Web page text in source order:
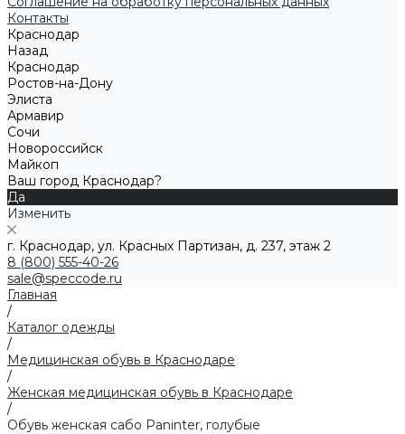
Контакты
Краснодар
Назад
Краснодар
Ростов-на-Дону
Элиста
Армавир
Сочи
Новороссийск
Майкоп
Ваш город Краснодар?
Да
Изменить
г. Краснодар, ул. Красных Партизан, д. 237, этаж 2
8 (800) 555-40-26
sale@speccode.ru
Главная
/
Каталог одежды
/
Медицинская обувь в Краснодаре
/
Женская медицинская обувь в Краснодаре
/
Обувь женская сабо Paninter, голубые